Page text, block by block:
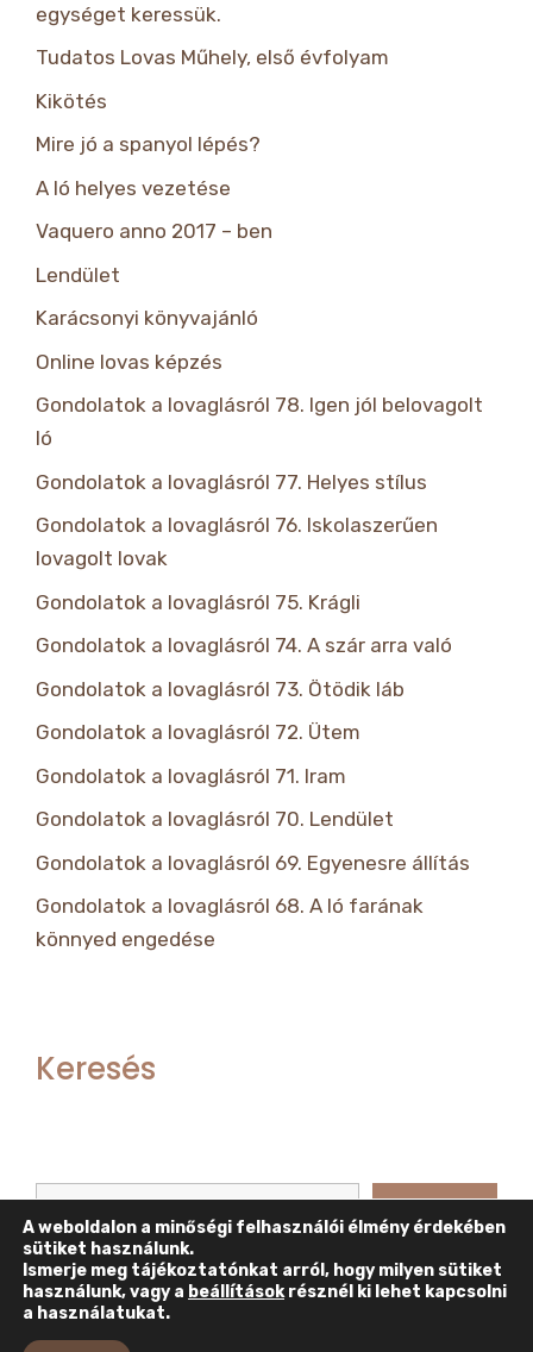
egységet keressük.
Tudatos Lovas Műhely, első évfolyam
Kikötés
Mire jó a spanyol lépés?
A ló helyes vezetése
Vaquero anno 2017 – ben
Lendület
Karácsonyi könyvajánló
Online lovas képzés
Gondolatok a lovaglásról 78. Igen jól belovagolt
ló
Gondolatok a lovaglásról 77. Helyes stílus
Gondolatok a lovaglásról 76. Iskolaszerűen
lovagolt lovak
Gondolatok a lovaglásról 75. Krágli
Gondolatok a lovaglásról 74. A szár arra való
Gondolatok a lovaglásról 73. Ötödik láb
Gondolatok a lovaglásról 72. Ütem
Gondolatok a lovaglásról 71. Iram
Gondolatok a lovaglásról 70. Lendület
Gondolatok a lovaglásról 69. Egyenesre állítás
Gondolatok a lovaglásról 68. A ló farának
könnyed engedése
Keresés
Keresés
A weboldalon a minőségi felhasználói élmény érdekében
sütiket használunk.
Ismerje meg tájékoztatónkat arról, hogy milyen sütiket
használunk, vagy a beállításokrésznél ki lehet kapcsolni
a használatukat.